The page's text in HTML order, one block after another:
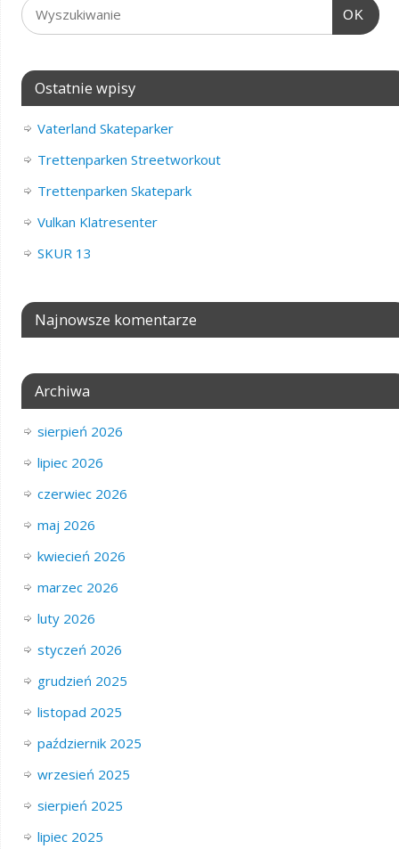
OK
Ostatnie wpisy
Vaterland Skateparker
Trettenparken Streetworkout
Trettenparken Skatepark
Vulkan Klatresenter
SKUR 13
Najnowsze komentarze
Archiwa
sierpień 2026
lipiec 2026
czerwiec 2026
maj 2026
kwiecień 2026
marzec 2026
luty 2026
styczeń 2026
grudzień 2025
listopad 2025
październik 2025
wrzesień 2025
sierpień 2025
lipiec 2025